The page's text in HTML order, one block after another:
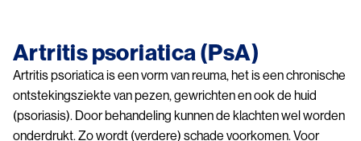
Artritis psoriatica (PsA)
Artritis psoriatica is een vorm van reuma, het is een chronische
ontstekingsziekte van pezen, gewrichten en ook de huid
(psoriasis). Door behandeling kunnen de klachten wel worden
onderdrukt. Zo wordt (verdere) schade voorkomen. Voor